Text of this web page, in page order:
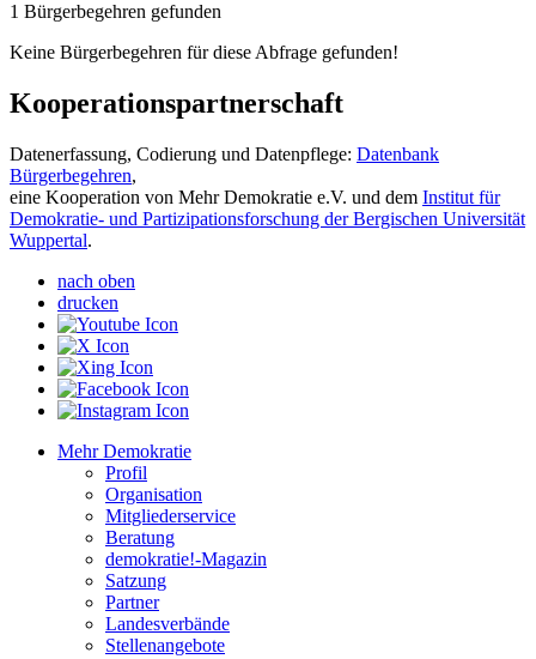
1 Bürgerbegehren gefunden
Keine Bürgerbegehren für diese Abfrage gefunden!
Kooperationspartnerschaft
Datenerfassung, Codierung und Datenpflege: Datenbank
Bürgerbegehren,
eine Kooperation von Mehr Demokratie e.V. und dem Institut für
Demokratie- und Partizipationsforschung der Bergischen Universität
Wuppertal.
nach oben
drucken
Mehr Demokratie
Profil
Organisation
Mitgliederservice
Beratung
demokratie!-Magazin
Satzung
Partner
Landesverbände
Stellenangebote